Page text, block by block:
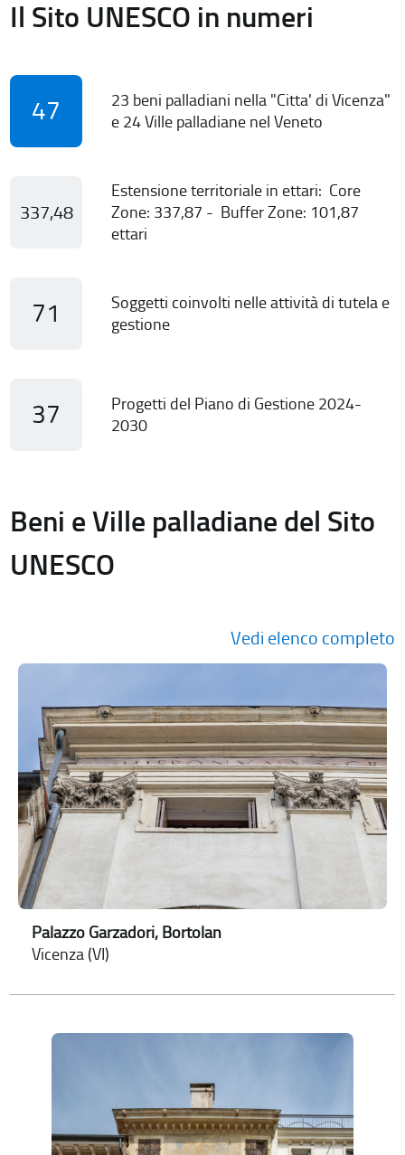
Il Sito UNESCO in numeri
47
23 beni palladiani nella "Citta' di Vicenza"
e 24 Ville palladiane nel Veneto
337,48
Estensione territoriale in ettari: Core
Zone: 337,87 - Buffer Zone: 101,87
ettari
71
Soggetti coinvolti nelle attività di tutela e
gestione
37
Progetti del Piano di Gestione 2024-
2030
Beni e Ville palladiane del Sito
UNESCO
Vedi elenco completo
Palazzo Garzadori, Bortolan
Vicenza (VI)